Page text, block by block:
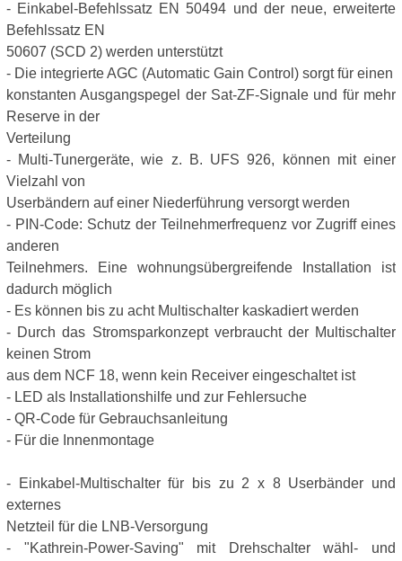
- Einkabel-Befehlssatz EN 50494 und der neue, erweiterte
Befehlssatz EN
50607 (SCD 2) werden unterstützt
- Die integrierte AGC (Automatic Gain Control) sorgt für einen
konstanten Ausgangspegel der Sat-ZF-Signale und für mehr
Reserve in der
Verteilung
- Multi-Tunergeräte, wie z. B. UFS 926, können mit einer
Vielzahl von
Userbändern auf einer Niederführung versorgt werden
- PIN-Code: Schutz der Teilnehmerfrequenz vor Zugriff eines
anderen
Teilnehmers. Eine wohnungsübergreifende Installation ist
dadurch möglich
- Es können bis zu acht Multischalter kaskadiert werden
- Durch das Stromsparkonzept verbraucht der Multischalter
keinen Strom
aus dem NCF 18, wenn kein Receiver eingeschaltet ist
- LED als Installationshilfe und zur Fehlersuche
- QR-Code für Gebrauchsanleitung
- Für die Innenmontage
- Einkabel-Multischalter für bis zu 2 x 8 Userbänder und
externes
Netzteil für die LNB-Versorgung
- "Kathrein-Power-Saving" mit Drehschalter wähl- und